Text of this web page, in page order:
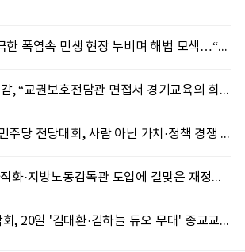
최원용 평택시장, 극한 폭염속 민생 현장 누비며 해법 모색…“현장에 답 있다”
안민석 경기도교육감, “교권보호전담관 면접서 경기교육의 희망 봤다”
김보라 안성시장 “민주당 전당대회, 사람 아닌 가치·정책 경쟁 돼야”
추미애, “소방 국가직화·지방노동감독관 도입에 걸맞은 재정체계 완성해야”
제72회 광화문음악회, 20일 '김대환·김하늘 듀오 무대' 종교교회서 무료 개최